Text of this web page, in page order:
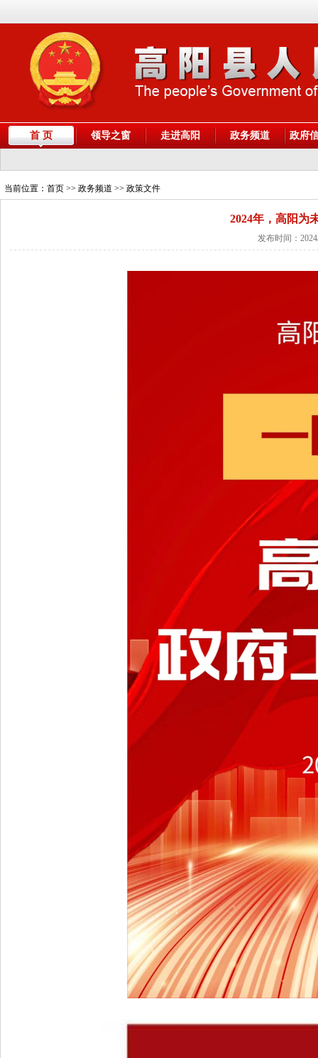
首 页 领导之窗 走进高阳 政务频道 政府
当前位置： 首页 >> 政务频道 >> 政策文件
2024年，高阳为
发布时间：